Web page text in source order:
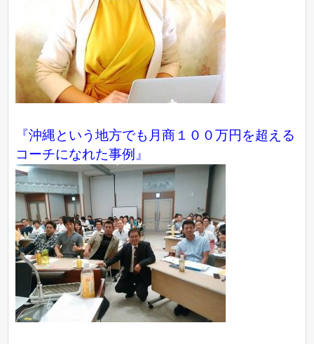
『沖縄という地方でも月商１００万円を超える
コーチになれた事例』